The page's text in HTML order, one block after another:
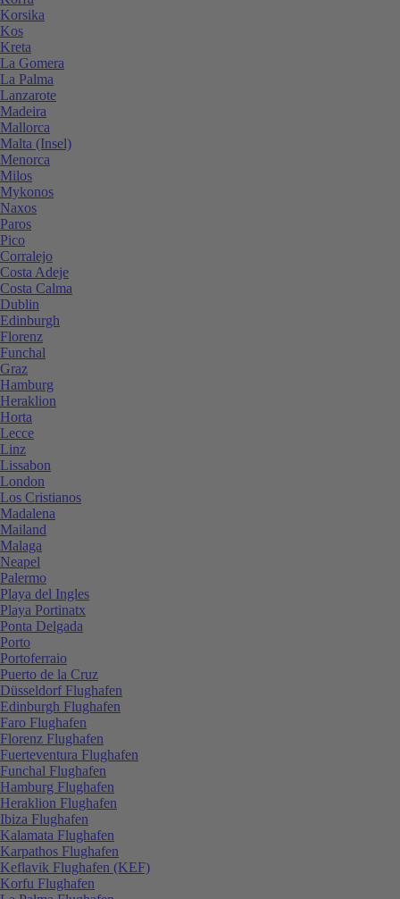
Korsika
Kos
Kreta
La Gomera
La Palma
Lanzarote
Madeira
Mallorca
Malta (Insel)
Menorca
Milos
Mykonos
Naxos
Paros
Pico
Corralejo
Costa Adeje
Costa Calma
Dublin
Edinburgh
Florenz
Funchal
Graz
Hamburg
Heraklion
Horta
Lecce
Linz
Lissabon
London
Los Cristianos
Madalena
Mailand
Malaga
Neapel
Palermo
Playa del Ingles
Playa Portinatx
Ponta Delgada
Porto
Portoferraio
Puerto de la Cruz
Düsseldorf Flughafen
Edinburgh Flughafen
Faro Flughafen
Florenz Flughafen
Fuerteventura Flughafen
Funchal Flughafen
Hamburg Flughafen
Heraklion Flughafen
Ibiza Flughafen
Kalamata Flughafen
Karpathos Flughafen
Keflavik Flughafen (KEF)
Korfu Flughafen